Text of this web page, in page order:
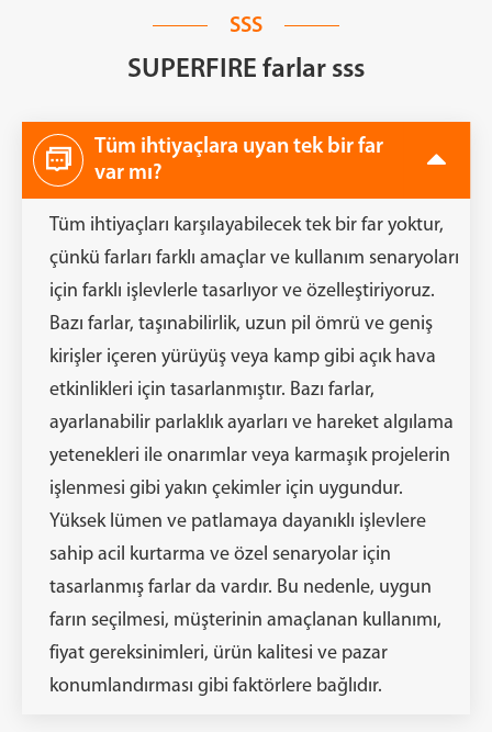
SSS
SUPERFIRE farlar sss

Tüm ihtiyaçlara uyan tek bir far
var mı?
Tüm ihtiyaçları karşılayabilecek tek bir far yoktur,
çünkü farları farklı amaçlar ve kullanım senaryoları
için farklı işlevlerle tasarlıyor ve özelleştiriyoruz.
Bazı farlar, taşınabilirlik, uzun pil ömrü ve geniş
kirişler içeren yürüyüş veya kamp gibi açık hava
etkinlikleri için tasarlanmıştır. Bazı farlar,
ayarlanabilir parlaklık ayarları ve hareket algılama
yetenekleri ile onarımlar veya karmaşık projelerin
işlenmesi gibi yakın çekimler için uygundur.
Yüksek lümen ve patlamaya dayanıklı işlevlere
sahip acil kurtarma ve özel senaryolar için
tasarlanmış farlar da vardır. Bu nedenle, uygun
farın seçilmesi, müşterinin amaçlanan kullanımı,
fiyat gereksinimleri, ürün kalitesi ve pazar
konumlandırması gibi faktörlere bağlıdır.